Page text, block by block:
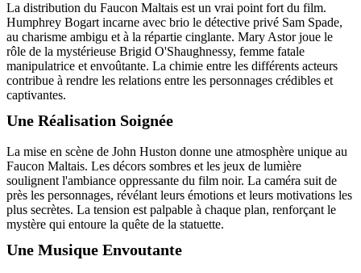
La distribution du Faucon Maltais est un vrai point fort du film.
Humphrey Bogart incarne avec brio le détective privé Sam Spade,
au charisme ambigu et à la répartie cinglante. Mary Astor joue le
rôle de la mystérieuse Brigid O'Shaughnessy, femme fatale
manipulatrice et envoûtante. La chimie entre les différents acteurs
contribue à rendre les relations entre les personnages crédibles et
captivantes.
Une Réalisation Soignée
La mise en scène de John Huston donne une atmosphère unique au
Faucon Maltais. Les décors sombres et les jeux de lumière
soulignent l'ambiance oppressante du film noir. La caméra suit de
près les personnages, révélant leurs émotions et leurs motivations les
plus secrètes. La tension est palpable à chaque plan, renforçant le
mystère qui entoure la quête de la statuette.
Une Musique Envoutante